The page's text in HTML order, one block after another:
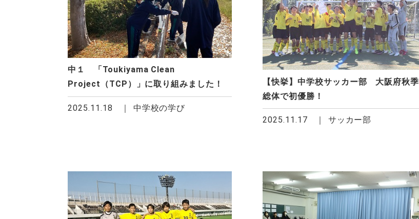
中１ 「Toukiyama Clean
Project（TCP）」に取り組みました！
2025.11.18 中学校の学び
【快挙】中学校サッカー部 大阪府秋季
総体で初優勝！
2025.11.17 サッカー部